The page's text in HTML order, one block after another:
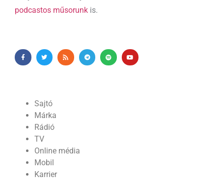
podcastos műsorunk is.
Sajtó
Márka
Rádió
TV
Online média
Mobil
Karrier